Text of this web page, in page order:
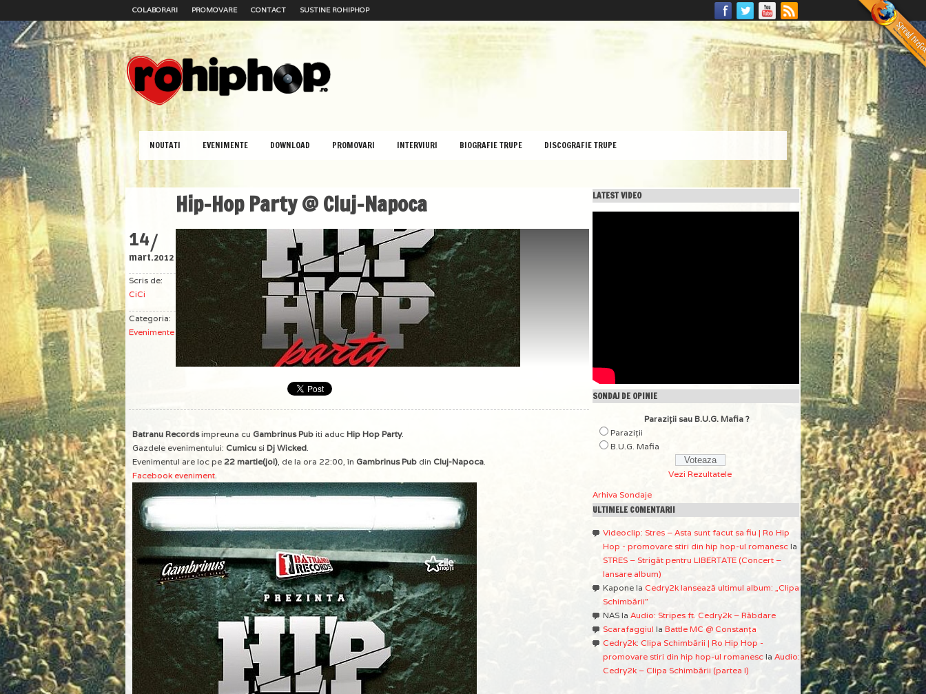
COLABORARI PROMOVARE CONTACT SUSTINE ROHIPHOP
NOUTATI EVENIMENTE DOWNLOAD PROMOVARI INTERVIURI BIOGRAFIE TRUPE DISCOGRAFIE TRUPE
Hip-Hop Party @ Cluj-Napoca
14/
mart.2012
Scris de:
CiCi
Categoria:
Evenimente
Batranu Recordsimpreuna cu Gambrinus Pub iti aduc Hip Hop Party.
Gazdele evenimentului: Cumicu si Dj Wicked.
Evenimentul are loc pe 22 martie(joi), de la ora 22:00, în Gambrinus Pub din Cluj-Napoca.
Facebook eveniment.
LATEST VIDEO
SONDAJ DE OPINIE
Paraziţii sau B.U.G. Mafia ?
Paraziţii
B.U.G. Mafia
Vezi Rezultatele
Arhiva Sondaje
ULTIMELE COMENTARII
Videoclip: Stres – Asta sunt facut sa fiu | Ro Hip
Hop - promovare stiri din hip hop-ul romanesc la
STRES – Strigăt pentru LIBERTATE (Concert –
lansare album)
Kapone la Cedry2k lansează ultimul album: „Clipa
Schimbării”
NAS la Audio: Stripes ft. Cedry2k – Răbdare
Scarafaggiul la Battle MC @ Constanţa
Cedry2k: Clipa Schimbării | Ro Hip Hop -
promovare stiri din hip hop-ul romanesc la Audio:
Cedry2k – Clipa Schimbării (partea I)